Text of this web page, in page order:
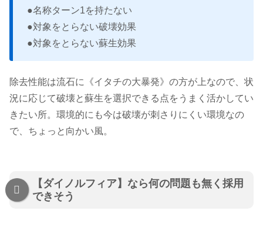
●名称ターン1を持たない
●対象をとらない破壊効果
●対象をとらない蘇生効果
除去性能は流石に《イタチの大暴発》の方が上なので、状
況に応じて破壊と蘇生を選択できる点をうまく活かしてい
きたい所。環境的にも今は破壊が刺さりにくい環境なの
で、ちょっと向かい風。
【ダイノルフィア】なら何の問題も無く採用
できそう